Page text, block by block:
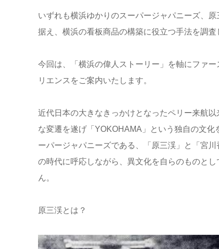
いずれも横浜ゆかりのスーパージャパニーズ、
据え、横浜の看板商品の構築に役立つ手法を調
今回は、「横浜の偉人ストーリー」を軸にファ
リエンスをご案内いたします。
近代日本の大きなきっかけとなったペリー来航
な変遷を遂げ「YOKOHAMA」という独自の文
ーパージャパニーズである、「原三渓」と「宮
の時代に呼応しながら、異文化を自らのものと
ん。
原三渓とは？